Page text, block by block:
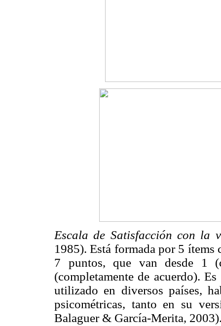
Escala de Satisfacción con la
1985). Está formada por 5
7 puntos, que van desde 1
(completamente de acuerdo).
utilizado en diversos países,
psicométricas, tanto en su
Balaguer & García-Merita,